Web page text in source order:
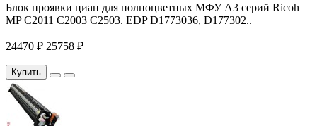
Блок проявки циан для полноцветных МФУ A3 серий Ricoh
MP C2011 C2003 С2503. EDP D1773036, D177302..
24470 ₽ 25758 ₽
Купить